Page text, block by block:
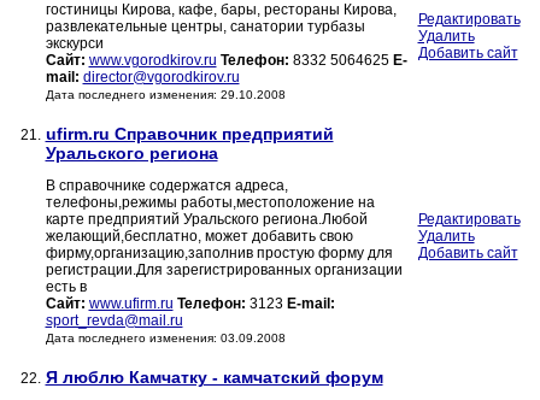
гостиницы Кирова, кафе, бары, рестораны Кирова,
развлекательные центры, санатории турбазы
экскурси
Сайт: www.vgorodkirov.ru Телефон: 8332 5064625 E-
mail: director@vgorodkirov.ru
Дата последнего изменения: 29.10.2008
Редактировать
Удалить
Добавить сайт
21. ufirm.ru Справочник предприятий
Уральского региона
В справочнике содержатся адреса,
телефоны,режимы работы,местоположение на
карте предприятий Уральского региона.Любой
желающий,бесплатно, может добавить свою
фирму,организацию,заполнив простую форму для
регистрации.Для зарегистрированных организации
есть в
Сайт: www.ufirm.ru Телефон: 3123 E-mail:
sport_revda@mail.ru
Дата последнего изменения: 03.09.2008
Редактировать
Удалить
Добавить сайт
22. Я люблю Камчатку - камчатский форум